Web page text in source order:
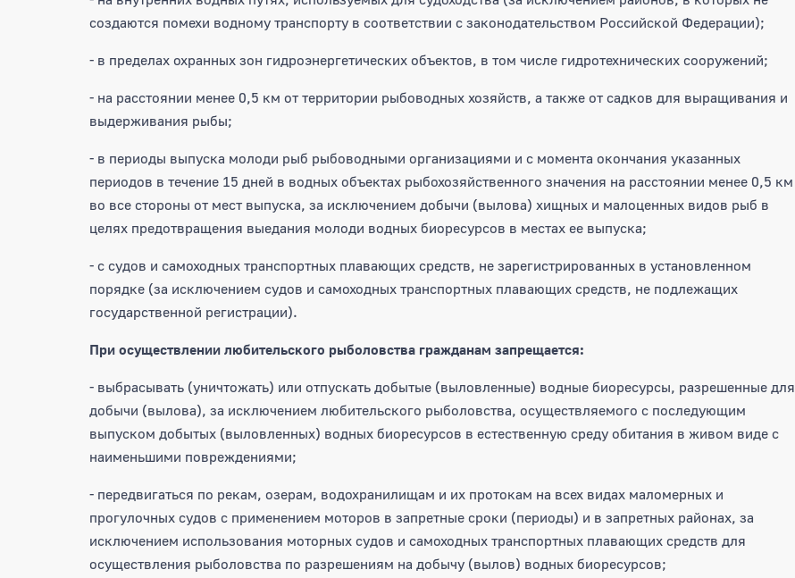
создаются помехи водному транспорту в соответствии с законодательством Российской Федерации);
- в пределах охранных зон гидроэнергетических объектов, в том числе гидротехнических сооружений;
- на расстоянии менее 0,5 км от территории рыбоводных хозяйств, а также от садков для выращивания и
выдерживания рыбы;
- в периоды выпуска молоди рыб рыбоводными организациями и с момента окончания указанных
периодов в течение 15 дней в водных объектах рыбохозяйственного значения на расстоянии менее 0,5 км
во все стороны от мест выпуска, за исключением добычи (вылова) хищных и малоценных видов рыб в
целях предотвращения выедания молоди водных биоресурсов в местах ее выпуска;
- с судов и самоходных транспортных плавающих средств, не зарегистрированных в установленном
порядке (за исключением судов и самоходных транспортных плавающих средств, не подлежащих
государственной регистрации).
При осуществлении любительского рыболовства гражданам запрещается:
- выбрасывать (уничтожать) или отпускать добытые (выловленные) водные биоресурсы, разрешенные для
добычи (вылова), за исключением любительского рыболовства, осуществляемого с последующим
выпуском добытых (выловленных) водных биоресурсов в естественную среду обитания в живом виде с
наименьшими повреждениями;
- передвигаться по рекам, озерам, водохранилищам и их протокам на всех видах маломерных и
прогулочных судов с применением моторов в запретные сроки (периоды) и в запретных районах, за
исключением использования моторных судов и самоходных транспортных плавающих средств для
осуществления рыболовства по разрешениям на добычу (вылов) водных биоресурсов;